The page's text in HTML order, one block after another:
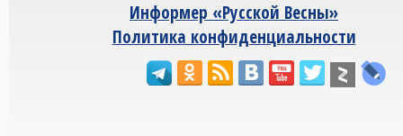
Информер «Русской Весны»
Политика конфиденциальности